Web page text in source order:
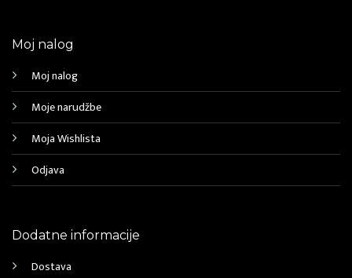
Moj nalog
Moj nalog
Moje narudžbe
Moja Wishlista
Odjava
Dodatne informacije
Dostava